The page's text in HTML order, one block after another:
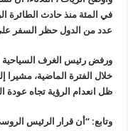
في المئة منذ حادث الطائرة
عدد من الدول حظر السفر
ورفض رئيس الغرف السياحية
خلال الفترة الماضية، مشيرا
ظل انعدام الرؤية تجاه عودة
وتابع: “أن قرار الرئيس